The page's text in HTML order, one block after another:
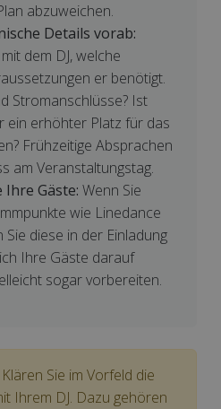
abzuweichen.
Details vorab:
dem DJ, welche
er benötigt.
Stromanschlüsse? Ist
ein erhöhter Platz für das
Frühzeitige Absprachen
am Veranstaltungstag.
Gäste: Wenn Sie
wie Linedance
Sie diese in der Einladung
Ihre Gäste darauf
sogar vorbereiten.
Klären Sie im Vorfeld die
Ihrem DJ. Dazu gehören